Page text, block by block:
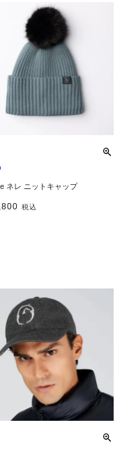
ネレ ニットキャップ
税込